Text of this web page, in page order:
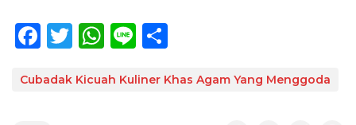
F
e
T
itt
W
at
Li
e ar
Cubadak Kicuah Kuliner Khas Agam Yang Menggoda